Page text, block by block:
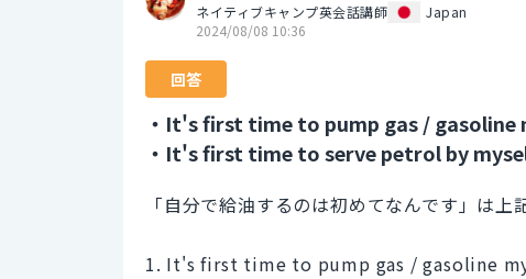
ネイティブキャンプ英会話講師
Japan
2024/08/08 10:36
回答
・It's first time to pump gas / gasoline
・It's first time to serve petrol by
「自分で給油するのは初めてなんです」は上
1. It's first time to pump gas / gasoline